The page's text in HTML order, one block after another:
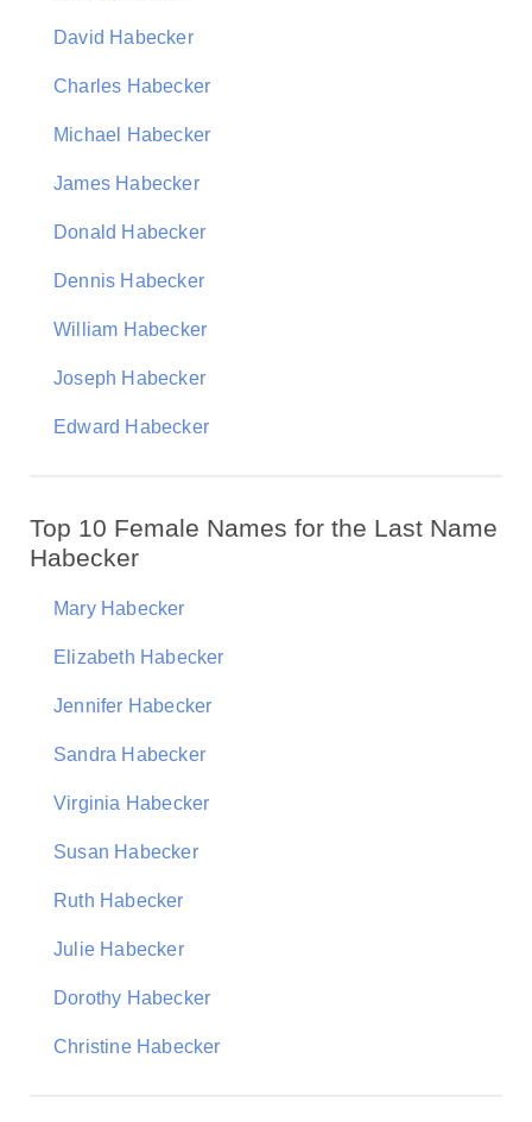
David Habecker
Charles Habecker
Michael Habecker
James Habecker
Donald Habecker
Dennis Habecker
William Habecker
Joseph Habecker
Edward Habecker
Top 10 Female Names for the Last Name
Habecker
Mary Habecker
Elizabeth Habecker
Jennifer Habecker
Sandra Habecker
Virginia Habecker
Susan Habecker
Ruth Habecker
Julie Habecker
Dorothy Habecker
Christine Habecker